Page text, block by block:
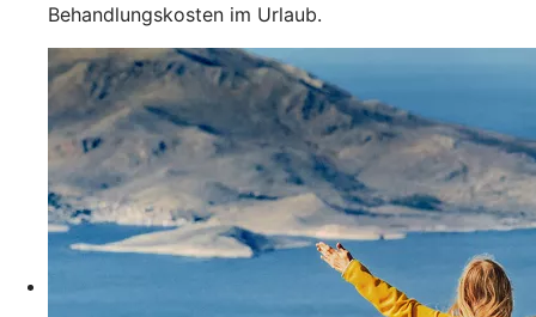
Behandlungskosten im Urlaub.